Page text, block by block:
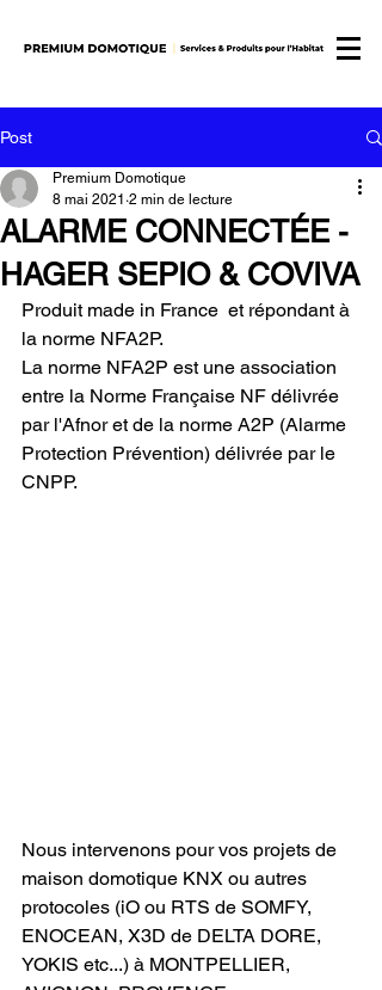
Post
ALARME CONNECTÉE -
HAGER SEPIO & COVIVA
Premium Domotique
8 mai 2021 2 min de lecture
Produit made in France  et répondant à
la norme NFA2P.
La norme NFA2P est une association
entre la Norme Française NF délivrée
par l'Afnor et de la norme A2P (Alarme
Protection Prévention) délivrée par le
CNPP.
Nous intervenons pour vos projets de
maison domotique KNX ou autres
protocoles (iO ou RTS de SOMFY,
ENOCEAN, X3D de DELTA DORE,
YOKIS etc...) à MONTPELLIER,